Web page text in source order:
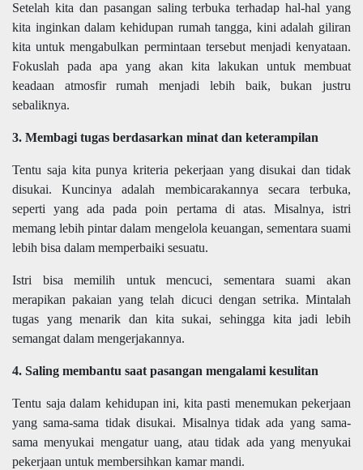
Setelah kita dan pasangan saling terbuka terhadap hal-hal yang
kita inginkan dalam kehidupan rumah tangga, kini adalah giliran
kita untuk mengabulkan permintaan tersebut menjadi kenyataan.
Fokuslah pada apa yang akan kita lakukan untuk membuat
keadaan atmosfir rumah menjadi lebih baik, bukan justru
sebaliknya.
3. Membagi tugas berdasarkan minat dan keterampilan
Tentu saja kita punya kriteria pekerjaan yang disukai dan tidak
disukai. Kuncinya adalah membicarakannya secara terbuka,
seperti yang ada pada poin pertama di atas. Misalnya, istri
memang lebih pintar dalam mengelola keuangan, sementara suami
lebih bisa dalam memperbaiki sesuatu.
Istri bisa memilih untuk mencuci, sementara suami akan
merapikan pakaian yang telah dicuci dengan setrika. Mintalah
tugas yang menarik dan kita sukai, sehingga kita jadi lebih
semangat dalam mengerjakannya.
4. Saling membantu saat pasangan mengalami kesulitan
Tentu saja dalam kehidupan ini, kita pasti menemukan pekerjaan
yang sama-sama tidak disukai. Misalnya tidak ada yang sama-
sama menyukai mengatur uang, atau tidak ada yang menyukai
pekerjaan untuk membersihkan kamar mandi.